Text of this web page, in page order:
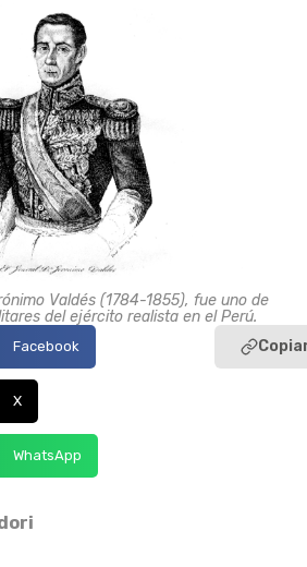
Valdés (1784-1855), fue uno de
del ejército realista en el Perú.
X